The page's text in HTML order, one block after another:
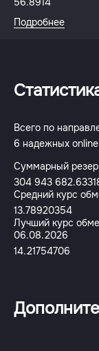
Подробнее
Всего по
6 надежных
Суммарный
304 943
Средний курс
13.78920354
Лучший курс
06.08.2026
14.21754706